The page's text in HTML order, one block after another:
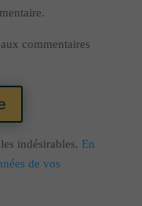
commentaires
indésirables. En
de vos